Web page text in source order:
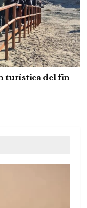
turística del fin